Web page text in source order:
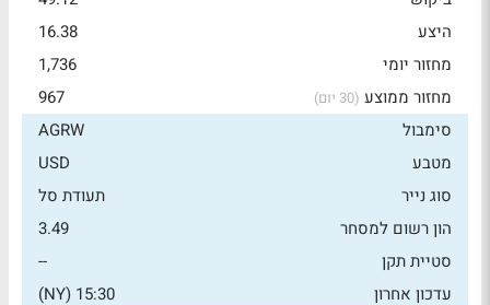
היצע
16.38
מחזור יומי
1,736
מחזור ממוצע (30 יום)
967
סימבול
AGRW
מטבע
USD
סוג נייר
תעודת סל
הון רשום למסחר
3.49
סטיית תקן
--
עדכון אחרון
15:30 (NY)